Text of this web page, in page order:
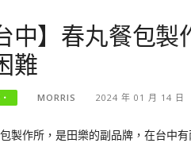
中】春丸餐包
難
MORRIS 2024 年 01 月 14 日
製作所，是田樂的副品牌，在台中